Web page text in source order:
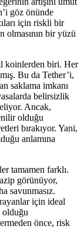
göz önünde
için riskli bir
bir yüzü
koinlerden biri. Her
Bu da Tether’i,
saklama imkanı
belirsizlik
Ancak,
olduğu
bırakıyor. Yani,
anlamına
tamamen farklı.
görünüyor,
savunmasız.
için ideal
olduğu
önce, risk